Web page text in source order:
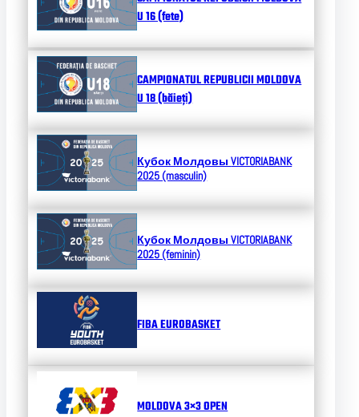
U 16 (fete)
CAMPIONATUL REPUBLICII MOLDOVA
U 18 (băieți)
Кубок МолдовыVICTORIABANK
2025 (masculin)
Кубок МолдовыVICTORIABANK
2025 (feminin)
FIBA EUROBASKET
MOLDOVA 3×3 OPEN